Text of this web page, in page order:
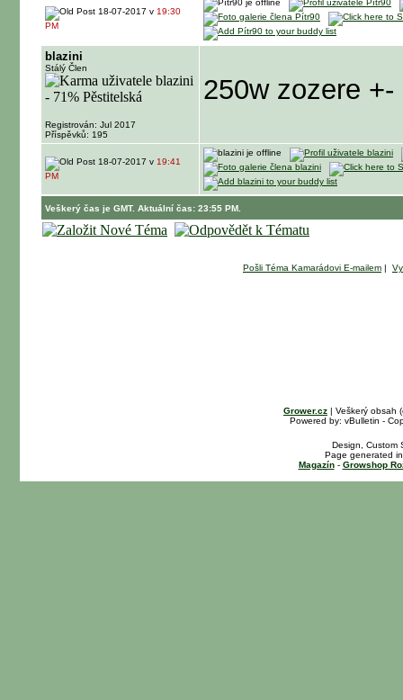
18-07-2017 v 19:30
PM
blazini
Stálý Člen
Registrován: Jul 2017
Příspěvků: 195
250w zozere
18-07-2017 v 19:41
PM
Veškerý čas je GMT. Aktuální čas: 23:55 PM.
Pošli Téma Kamarádovi E-mailem |
Grower.cz | Veškerý obsah
Powered by: vBulletin -
Design, Custom
Page generated
Magazín- Growshop